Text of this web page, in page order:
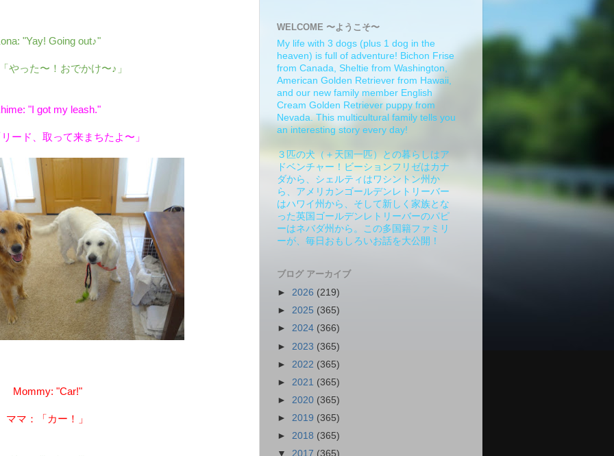
"Yay! Going out♪"
やった〜！おでかけ〜♪」
"I got my leash."
ード、取って来まちたよ〜」
Mommy: "Car!"
ママ：「カー！」
WELCOME 〜ようこそ〜
My life with 3 dogs (plus 1 dog in the
heaven) is full of adventure! Bichon Frise
from Canada, Sheltie from Washington,
American Golden Retriever from Hawaii,
and our new family member English
Cream Golden Retriever puppy from
Nevada. This multicultural family tells you
an interesting story every day!
３匹の犬（＋天国一匹）との暮らしはア
ドベンチャー！ビーションフリゼはカナ
ダから、シェルティはワシントン州か
ら、アメリカンゴールデンレトリーバー
はハワイ州から、そして新しく家族とな
った英国ゴールデンレトリーバーのパピ
ーはネバダ州から。この多国籍ファミリ
ーが、毎日おもしろいお話を大公開！
ブログ アーカイブ
► 2026 (219)
► 2025 (365)
► 2024 (366)
► 2023 (365)
► 2022 (365)
► 2021 (365)
► 2020 (365)
► 2019 (365)
► 2018 (365)
▼ 2017 (365)